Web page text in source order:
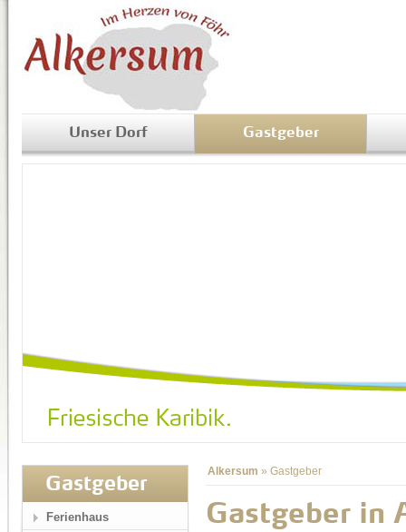
Unser Dorf Gastgeber
Alkersum » Gastgeber
Gastgeber in
Gastgeber
Ferienhaus